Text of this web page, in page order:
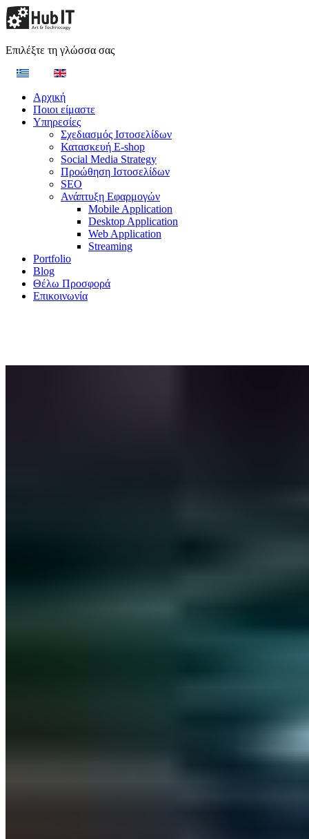
Επιλέξτε τη γλώσσα σας
Αρχική
Ποιοι είμαστε
Υπηρεσίες
Σχεδιασμός Ιστοσελίδων
Κατασκευή E-shop
Social Media Strategy
Προώθηση Ιστοσελίδων
SEO
Ανάπτυξη Εφαρμογών
Mobile Application
Desktop Application
Web Application
Streaming
Portfolio
Blog
Θέλω Προσφορά
Επικοινωνία